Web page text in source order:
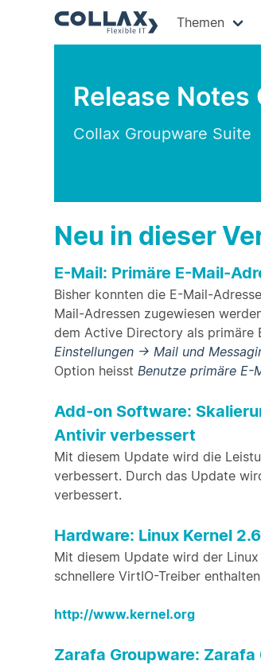
Themen
Release Notes
Collax Groupware Suite
Neu in dieser
E-Mail: Primäre E-Mail-
Bisher konnten die E-Mail-
Mail-Adressen zugewiesen
dem Active Directory als primäre
Einstellungen → Mail und
Option heisst Benutze primäre E-
Add-on Software:
Antivir verbessert
Mit diesem Update wird die
verbessert. Durch das Update
verbessert.
Hardware: Linux Kernel
Mit diesem Update wird der
schnellere VirtIO-Treiber
http://www.kernel.org
Zarafa Groupware: Zarafa